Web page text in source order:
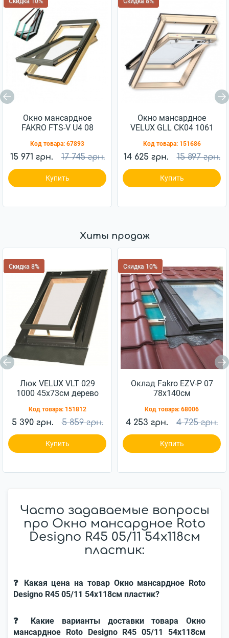
Окно мансардное
FAKRO FTS-V U4 08
Код товара: 67893
15 971 грн. 17 745 грн.
Купить
Окно мансардное
VELUX GLL CK04 1061
Код товара: 151686
14 625 грн. 15 897 грн.
Купить
Хиты продаж
Скидка 8%
Люк VELUX VLT 029
1000 45x73см дерево
Код товара: 151812
5 390 грн. 5 859 грн.
Купить
Скидка 10%
Оклад Fakro EZV-P 07
78x140см
Код товара: 68006
4 253 грн. 4 725 грн.
Купить
Часто задаваемые вопросы
про Окно мансардное Roto
Designo R45 05/11 54x118см
пластик:
❓ Какая цена на товар Окно мансардное Roto
Designo R45 05/11 54x118см пластик?
❓ Какие варианты доставки товара Окно
мансардное Roto Designo R45 05/11 54x118см